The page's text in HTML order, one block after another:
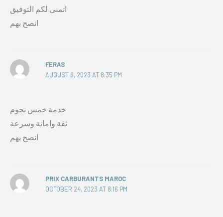
اتمنى لكم التوفيق
انصح بهم
FERAS
AUGUST 6, 2023 AT 8:35 PM
خدمة خمس نجوم
ثقة وامانة وسرعة
انصح بهم
PRIX CARBURANTS MAROC
OCTOBER 24, 2023 AT 8:16 PM